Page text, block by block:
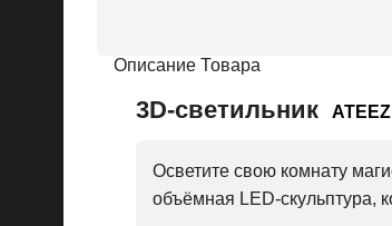
Описание Товара
3D-светильник ATEEZ
Осветите свою комнату
объёмная LED-скульптура,